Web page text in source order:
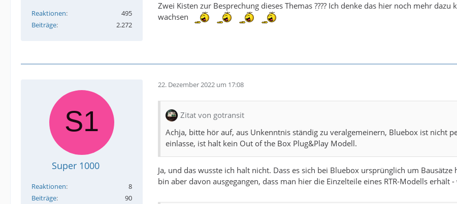
Reaktionen
495
Beiträge
2.272
Zwei Kisten zur Besprechung dieses Themas ???? Ich denke das hier noch mehr
wachsen
Super 1000
Reaktionen
8
Beiträge
90
22. Dezember 2022 um 17:08
Zitat von gotransit
Achja, bitte hör auf, aus Unkenntnis ständig zu veralgemeinern, Bluebox ist nicht
einlasse, ist halt kein Out of the Box Plug&Play Modell.
Ja, und das wusste ich halt nicht. Dass es sich bei Bluebox ursprünglich um
bin aber davon ausgegangen, dass man hier die Einzelteile eines RTR-Modells erhält